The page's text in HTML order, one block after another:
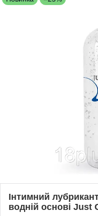
Інтимний
водній основі Just